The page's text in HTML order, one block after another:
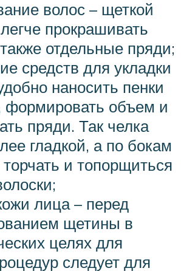
волос – щеткой
прокрашивать
отдельные пряди;
средств для укладки
наносить пенки
формировать объем и
пряди. Так челка
гладкой, а по бокам
торчать и топорщиться
лица – перед
щетины в
целях для
следует для